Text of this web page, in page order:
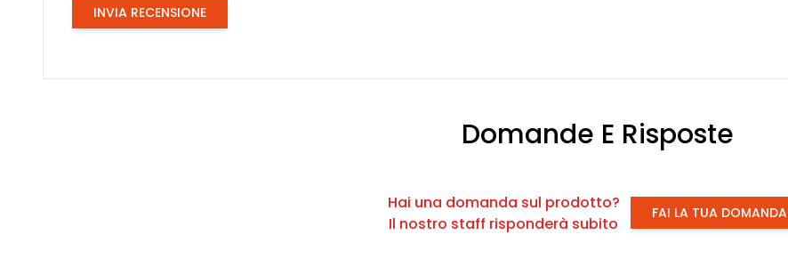
INVIA RECENSIONE
Domande E Risposte
Hai una domanda sul prodotto?
Il nostro staff risponderà subito
FAI LA TUA DOMANDA